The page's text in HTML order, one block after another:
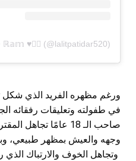
ورغم مظهره الفريد الذي شكل
في طفولته وتعليقات رفقائه
صاحب الـ 18 عامًا
وجهه والعيش بمظهر طبيعي،
وتجاهل الخوف والارتباك الذي